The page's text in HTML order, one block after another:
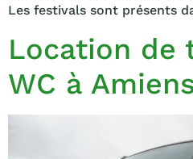
Les festivals sont présents
Location de
WC à